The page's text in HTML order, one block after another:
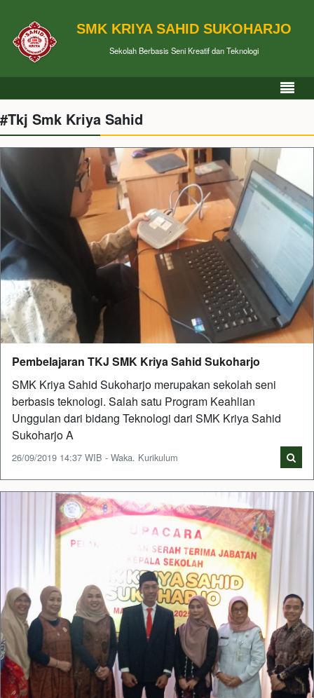
SMK KRIYA SAHID SUKOHARJO
Sekolah Berbasis Seni Kreatif dan Teknologi
#Tkj Smk Kriya Sahid
Pembelajaran TKJ SMK Kriya Sahid Sukoharjo
SMK Kriya Sahid Sukoharjo merupakan sekolah seni
berbasis teknologi. Salah satu Program Keahlian
Unggulan dari bidang Teknologi dari SMK Kriya Sahid
Sukoharjo A
26/09/2019 14:37 WIB - Waka. Kurikulum